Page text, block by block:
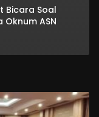
Bicara Soal
Oknum ASN